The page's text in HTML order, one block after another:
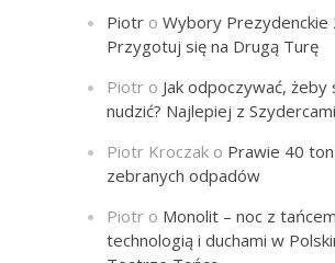
Piotr oWybory Prezydenckie
Przygotuj się na Drugą Turę
Piotr o Jak odpoczywać, żeby
nudzić? Najlepiej z Szydercami
Piotr Kroczak o Prawie 40 ton
zebranych odpadów
Piotr o Monolit – noc z
technologią i duchami w